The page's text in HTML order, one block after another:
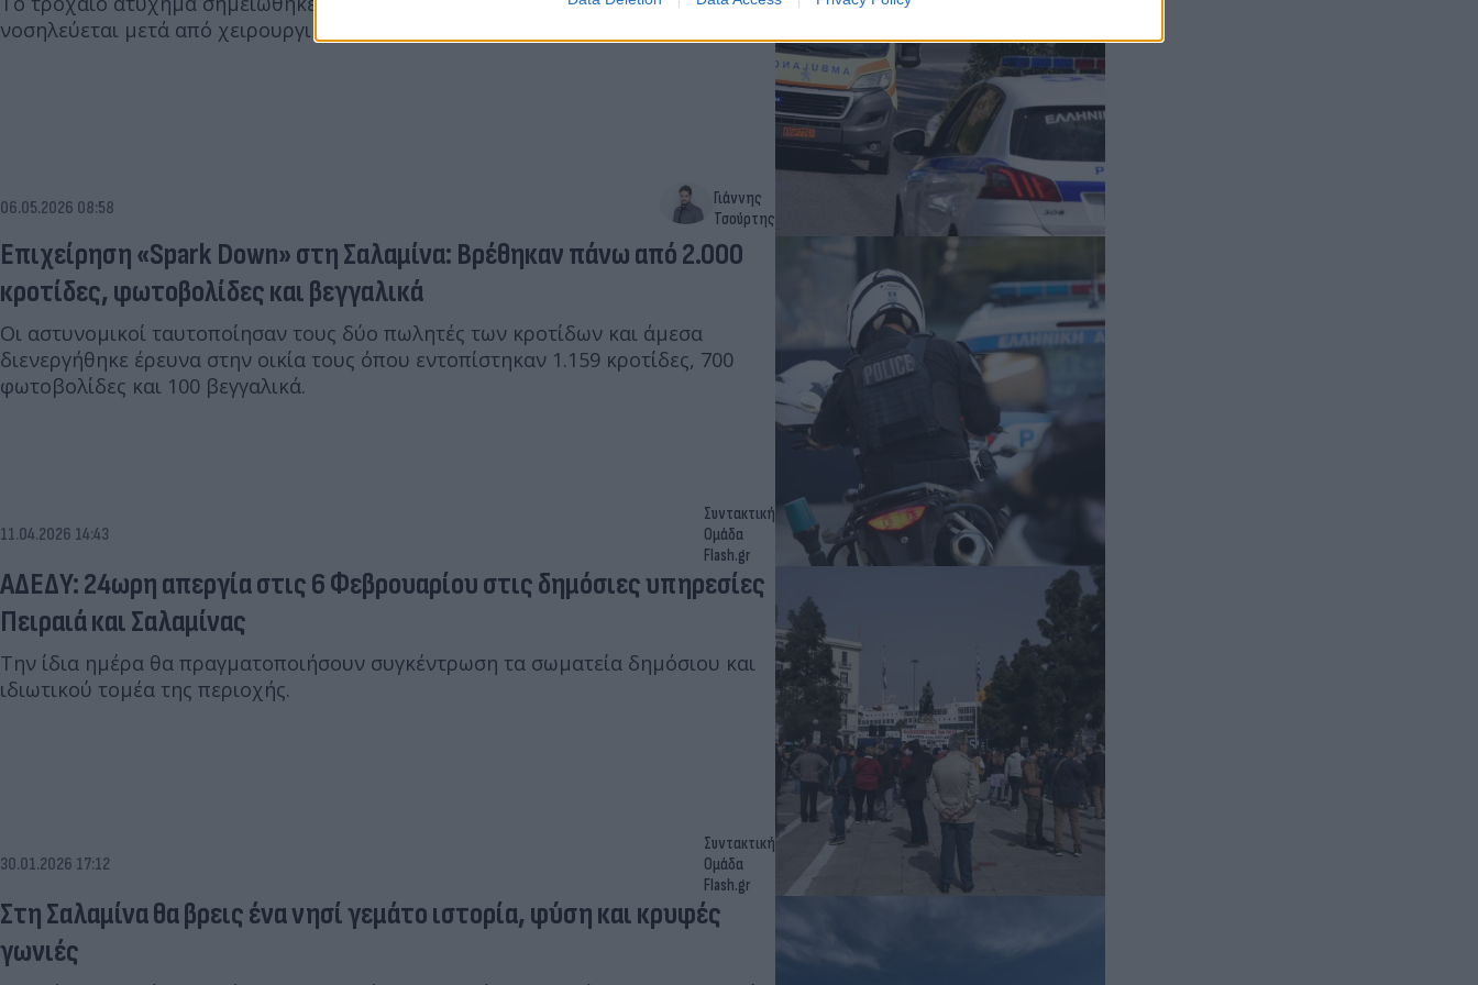
νοσηλεύεται μετά από χειρουργική επέμβαση στο πόδι.
06.05.2026 08:58
Γιάννης
Τσούρτης
Επιχείρηση «Spark Down» στη Σαλαμίνα: Βρέθηκαν πάνω από 2.000
κροτίδες, φωτοβολίδες και βεγγαλικά
Οι αστυνομικοί ταυτοποίησαν τους δύο πωλητές των κροτίδων και άμεσα
διενεργήθηκε έρευνα στην οικία τους όπου εντοπίστηκαν 1.159 κροτίδες, 700
φωτοβολίδες και 100 βεγγαλικά.
11.04.2026 14:43
Συντακτική
Ομάδα
Flash.gr
AΔEΔY: 24ωρη απεργία στις 6 Φεβρουαρίου στις δημόσιες υπηρεσίες
Πειραιά και Σαλαμίνας
Την ίδια ημέρα θα πραγματοποιήσουν συγκέντρωση τα σωματεία δημόσιου και
ιδιωτικού τομέα της περιοχής.
30.01.2026 17:12
Συντακτική
Ομάδα
Flash.gr
Στη Σαλαμίνα θα βρεις ένα νησί γεμάτο ιστορία, φύση και κρυφές
γωνιές